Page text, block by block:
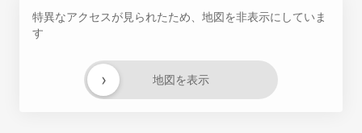
特異なアクセスが見られたため、地図を非表示にしていま
す
地図を表示
›